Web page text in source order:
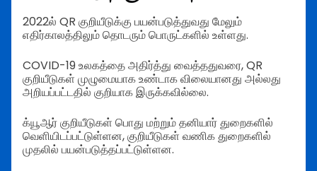
2022ல் QR குறியீடுக்கு பயன்படுத்துவது மேலும்
எதிர்காலத்திலும் தொடரும் பொருட்களில் உள்ளது.
COVID-19 உலகத்தை அதிர்த்து வைத்ததுவரை, QR
குறியீடுகள் முழுமையாக உண்டாக விலையானது அல்லது
அறியப்பட்டதில் குறியாக இருக்கவில்லை.
க்யூஆர் குறியீடுகள் பொது மற்றும் தனியார் துறைகளில்
வெளியிடப்பட்டுள்ளன, குறியீடுகள் வணிக துறைகளில்
முதலில் பயன்படுத்தப்பட்டுள்ளன.